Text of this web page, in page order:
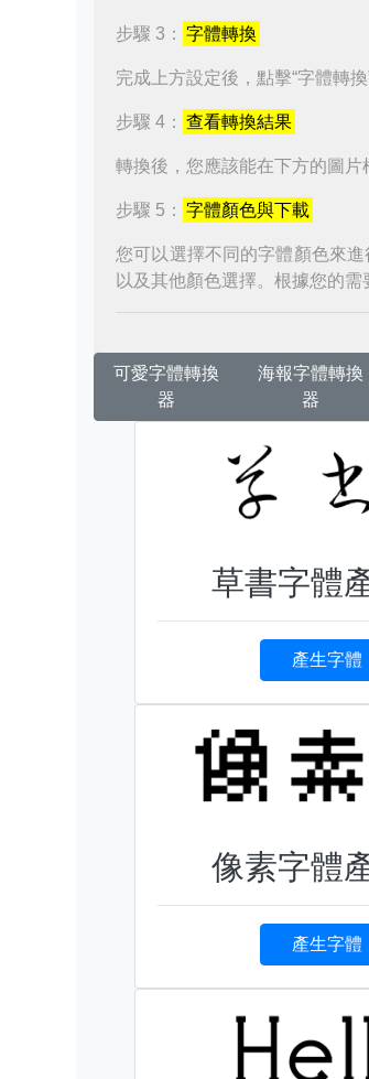
步驟 3： 字體轉換
完成上方設定後，點擊“字體轉
步驟 4： 查看轉換結果
轉換後，您應該能在下方的圖片
步驟 5： 字體顏色與下載
您可以選擇不同的字體顏色來
以及其他顏色選擇。根據您的
可愛字體轉換
器
海報字體轉換
器
草書字體
產生字
像素字體
產生字